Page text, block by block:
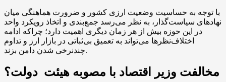
با توجه به حساسیت وضعیت ارزی کشور و ضرورت هماهنگی میان
نهادهای سیاست‌گذار، به نظر می‌رسد جمع‌بندی و اتخاذ رویکرد واحد
در این حوزه بیش از هر زمان دیگری اهمیت دارد؛ چراکه ادامه
اختلاف‌نظرها می‌تواند به تعمیق بی‌ثباتی در بازار ارز و تداوم
چندنرخی شدن دامن بزند.
مخالفت وزیر اقتصاد با مصوبه هیئت دولت؟